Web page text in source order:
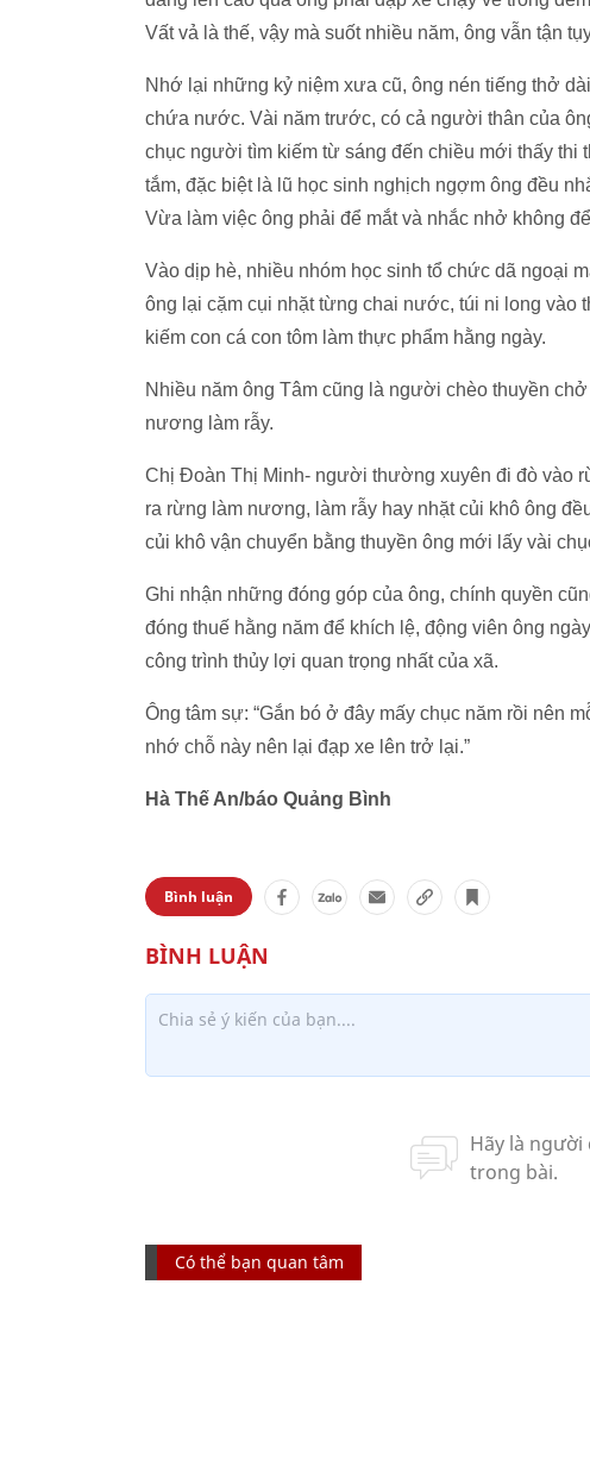
Vất vả là thế, vậy mà suốt nhiều năm, ông vẫn tận
Nhớ lại những kỷ niệm xưa cũ, ông nén tiếng thở
chứa nước. Vài năm trước, có cả người thân của
chục người tìm kiếm từ sáng đến chiều mới thấy
tắm, đặc biệt là lũ học sinh nghịch ngợm ông đều
Vừa làm việc ông phải để mắt và nhắc nhở không
Vào dịp hè, nhiều nhóm học sinh tổ chức dã ngoại
ông lại cặm cụi nhặt từng chai nước, túi ni long vào
kiếm con cá con tôm làm thực phẩm hằng ngày.
Nhiều năm ông Tâm cũng là người chèo thuyền
nương làm rẫy.
Chị Đoàn Thị Minh- người thường xuyên đi đò vào
ra rừng làm nương, làm rẫy hay nhặt củi khô ông
củi khô vận chuyển bằng thuyền ông mới lấy vài
Ghi nhận những đóng góp của ông, chính quyền
đóng thuế hằng năm để khích lệ, động viên ông
công trình thủy lợi quan trọng nhất của xã.
Ông tâm sự: “Gắn bó ở đây mấy chục năm rồi nên
nhớ chỗ này nên lại đạp xe lên trở lại.”
Hà Thế An/báo Quảng Bình
Bình luận
Có thể bạn quan tâm